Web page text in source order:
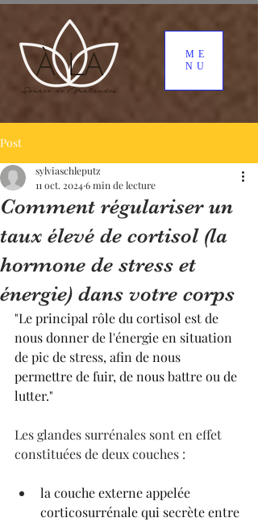
ME
NU
Post
Comment régulariser un
taux élevé de cortisol (la
hormone de stress et
énergie) dans votre corps
sylviaschleputz
11 oct. 20246 min de lecture
"Le principal rôle du cortisol est de
nous donner de l'énergie en situation
de pic de stress, afin de nous
permettre de fuir, de nous battre ou de
lutter."
Les glandes surrénales sont en effet
constituées de deux couches :
la couche externe appelée
corticosurrénale qui secrète entre